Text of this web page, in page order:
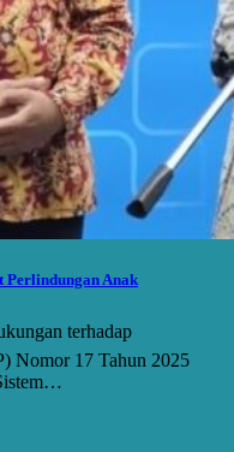
Perlindungan Anak
terhadap
Nomor 17 Tahun 2025